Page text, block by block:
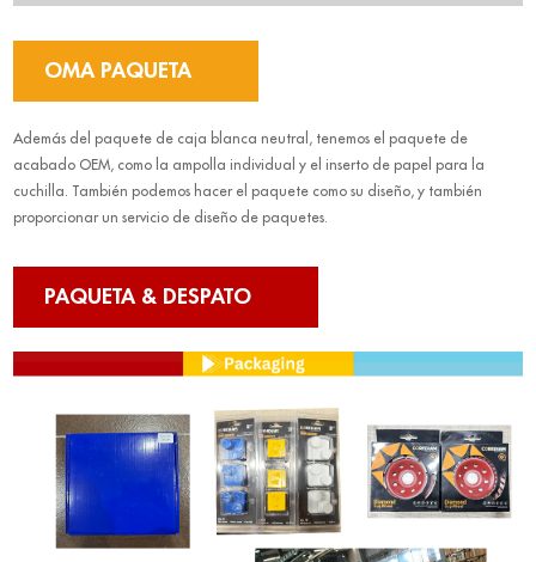
OMA PAQUETA
Además del paquete de caja blanca neutral, tenemos el paquete de
acabado OEM, como la ampolla individual y el inserto de papel para la
cuchilla. También podemos hacer el paquete como su diseño, y también
proporcionar un servicio de diseño de paquetes.
PAQUETA & DESPATO